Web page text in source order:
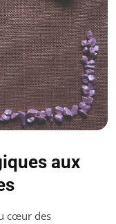
aux
cœur des